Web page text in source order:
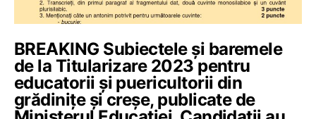
BREAKING Subiectele și baremele
de la Titularizare 2023 pentru
educatorii și puericultorii din
grădinițe și creșe, publicate de